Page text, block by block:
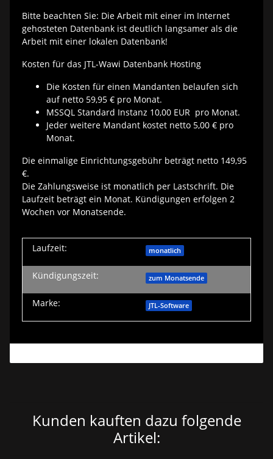
Bitte beachten Sie: Die Arbeit mit einer im Internet
gehosteten Datenbank ist deutlich langsamer als die
Arbeit mit einer lokalen Datenbank!
Kosten für das JTL-Wawi Datenbank Hosting
Die Kosten für einen Mandanten belaufen sich
auf netto 59,95 € pro Monat.
MSSQL Standard Instanz 10,00 EUR pro Monat.
Jeder weitere Mandant kostet netto 5,00 € pro
Monat.
Die einmalige Einrichtungsgebühr beträgt netto 149,95
€.
Die Zahlungsweise ist monatlich per Lastschrift. Die
Laufzeit beträgt ein Monat. Kündigungen erfolgen 2
Wochen vor Monatsende.
Laufzeit: monatlich
Kündigungszeit: zum Monatsende
Marke: JTL-Software
Kunden kauften dazu folgende
Artikel: